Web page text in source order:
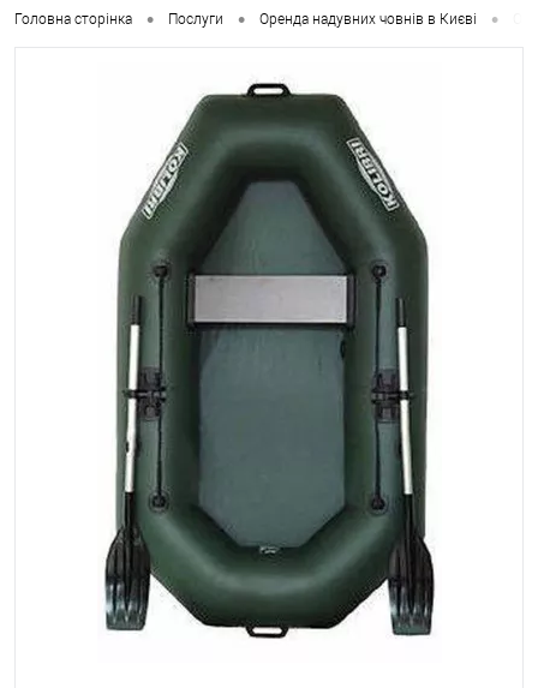
Головна сторінка • Послуги • Оренда надувних човнів в Києві •